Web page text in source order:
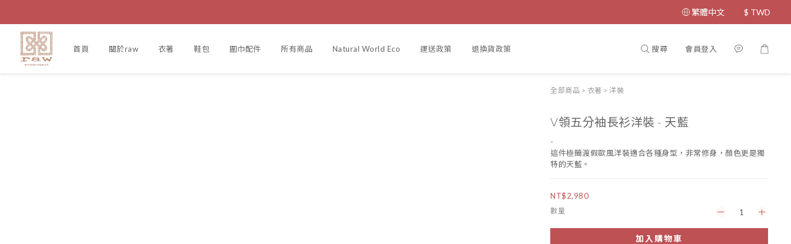
繁體中文 $ TWD
首頁 關於raw 衣著 鞋包 圍巾配件 所有商品 Natural World Eco 運送政策 退換貨政策 搜尋 會員登入
全部商品 > 衣著 > 洋裝
V領五分袖長衫洋裝 - 天藍
-
這件極簡渡假歐風洋裝適合各種身型，非常修身，顏色更是獨
特的天藍。
NT$2,980
數量
加入購物車